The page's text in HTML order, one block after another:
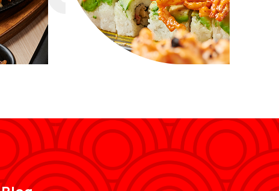
King Crab Roll